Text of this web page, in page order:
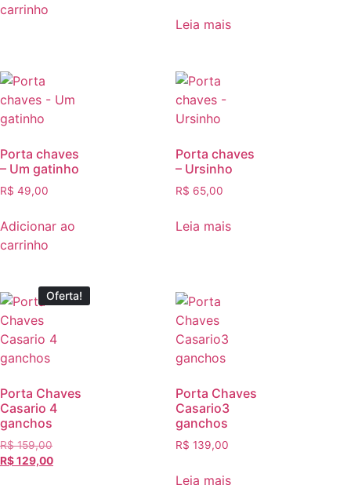
carrinho
Leia mais
Porta chaves
– Um gatinho
R$ 49,00
Adicionar ao
carrinho
Porta chaves
– Ursinho
R$ 65,00
Leia mais
Oferta!
Porta Chaves
Casario 4
ganchos
R$159,00
R$129,00
Porta Chaves
Casario3
ganchos
R$ 139,00
Leia mais